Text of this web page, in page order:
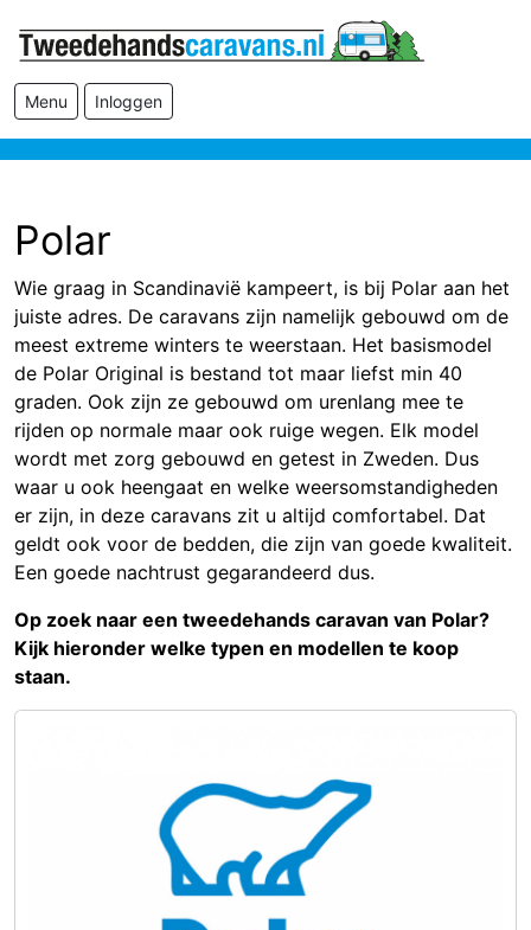
Menu Inloggen
Polar
Wie graag in Scandinavië kampeert, is bij Polar aan het
juiste adres. De caravans zijn namelijk gebouwd om de
meest extreme winters te weerstaan. Het basismodel
de Polar Original is bestand tot maar liefst min 40
graden. Ook zijn ze gebouwd om urenlang mee te
rijden op normale maar ook ruige wegen. Elk model
wordt met zorg gebouwd en getest in Zweden. Dus
waar u ook heengaat en welke weersomstandigheden
er zijn, in deze caravans zit u altijd comfortabel. Dat
geldt ook voor de bedden, die zijn van goede kwaliteit.
Een goede nachtrust gegarandeerd dus.
Op zoek naar een tweedehands caravan van Polar?
Kijk hieronder welke typen en modellen te koop
staan.